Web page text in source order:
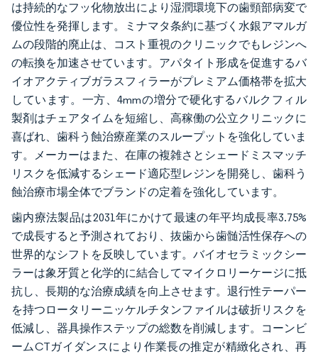
は持続的なフッ化物放出により湿潤環境下の歯頸部病変で
優位性を発揮します。ミナマタ条約に基づく水銀アマルガ
ムの段階的廃止は、コスト重視のクリニックでもレジンへ
の転換を加速させています。アパタイト形成を促進するバ
イオアクティブガラスフィラーがプレミアム価格帯を拡大
しています。一方、4mmの増分で硬化するバルクフィル
製剤はチェアタイムを短縮し、高稼働の公立クリニックに
喜ばれ、歯科う蝕治療産業のスループットを強化していま
す。メーカーはまた、在庫の複雑さとシェードミスマッチ
リスクを低減するシェード適応型レジンを開発し、歯科う
蝕治療市場全体でブランドの定着を強化しています。
歯内療法製品は2031年にかけて最速の年平均成長率3.75%
で成長すると予測されており、抜歯から歯髄活性保存への
世界的なシフトを反映しています。バイオセラミックシー
ラーは象牙質と化学的に結合してマイクロリーケージに抵
抗し、長期的な治療成績を向上させます。退行性テーパー
を持つロータリーニッケルチタンファイルは破折リスクを
低減し、器具操作ステップの総数を削減します。コーンビ
ームCTガイダンスにより作業長の推定が精緻化され、再